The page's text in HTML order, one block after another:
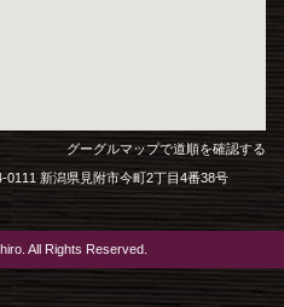
グーグルマップで道順を確認する
新潟県見附市今町2丁目4番38号
All Rights Reserved.